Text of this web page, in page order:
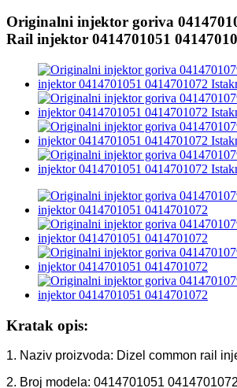
Originalni injektor goriva
Rail injektor 0414701051
Kratak opis:
1. Naziv proizvoda: Dizel common rail
2. Broj modela: 0414701051 0414701072